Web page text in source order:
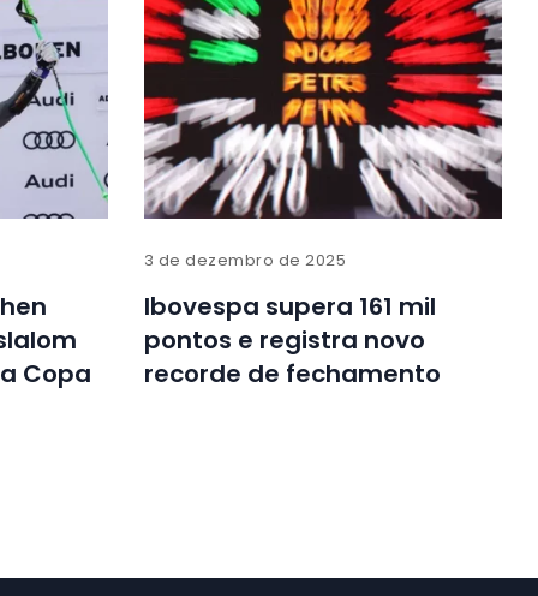
Copa
3 de dezembro de 2025
Ibovespa supera 161 mil
pontos e registra novo
recorde de fechamento